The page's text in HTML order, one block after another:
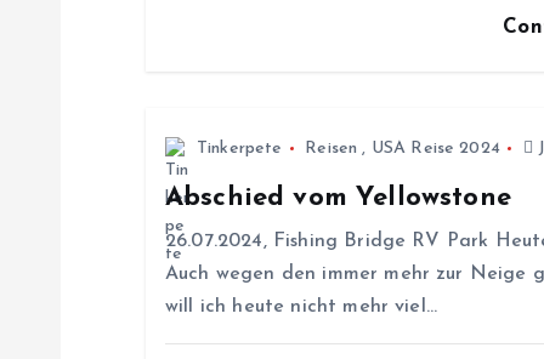
Tinkerpete Reisen , USA Reise 2024
Abschied vom Yellowstone
26.07.2024, Fishing Bridge RV Park
Auch wegen den immer mehr zur Neige
will ich heute nicht mehr viel…